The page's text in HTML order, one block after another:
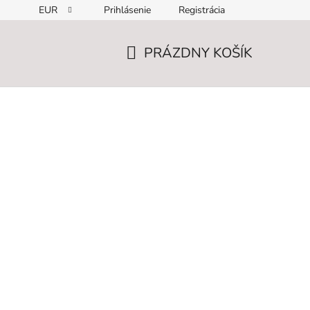
EUR Prihlásenie Registrácia
PRÁZDNY KOŠÍK